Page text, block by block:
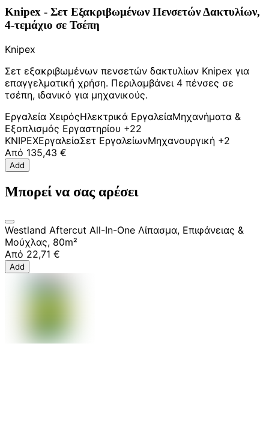
Knipex - Σετ Εξακριβωμένων Πενσετών Δακτυλίων,
4-τεμάχιο σε Τσέπη
Knipex
Σετ εξακριβωμένων πενσετών δακτυλίων Knipex για
επαγγελματική χρήση. Περιλαμβάνει 4 πένσες σε
τσέπη, ιδανικό για μηχανικούς.
Εργαλεία ΧειρόςΗλεκτρικά ΕργαλείαΜηχανήματα &
Εξοπλισμός Εργαστηρίου +22
KNIPEXΕργαλείαΣετ ΕργαλείωνΜηχανουργική +2
Από 135,43 €
Add
Μπορεί να σας αρέσει
Westland Aftercut All-In-One Λίπασμα, Επιφάνειας &
Μούχλας, 80m²
Από 22,71 €
Add